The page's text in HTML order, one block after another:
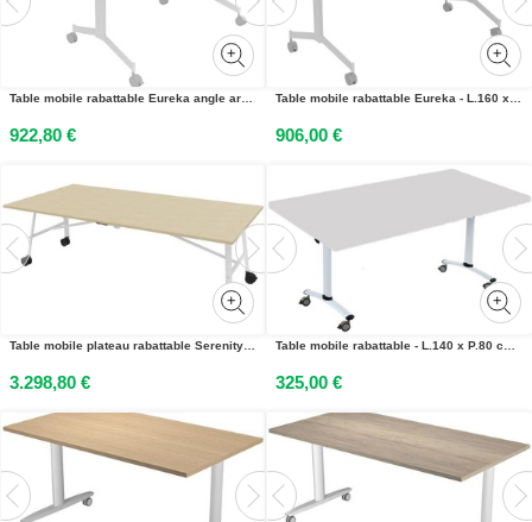
Table mobile rabattable Eureka angle arrondi à gauche - L.170 x P.80 cm - Plateau Chêne Nebraska - Pieds Blanc
922,80 €
Table mobile rabattable Eureka - L.160 x P.80 cm - Plateau Argile - Pieds Blanc
906,00 €
Table mobile plateau rabattable Serenity 240 x 120 cm Chêne – Pied Blanc
3.298,80 €
Table mobile rabattable - L.140 x P.80 cm - Plateau Gris - Pieds Aluminium
325,00 €